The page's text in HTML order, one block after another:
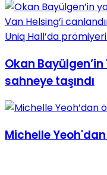
Okan
sahneye taşındı
Michelle